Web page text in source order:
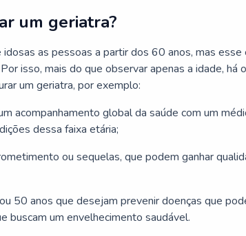
um geriatra?
as pessoas a partir dos 60 anos, mas esse
isso, mais do que observar apenas a idade, há
um geriatra, por exemplo:
acompanhamento global da saúde com um
dessa faixa etária;
ou sequelas, que podem ganhar
50 anos que desejam prevenir doenças que
buscam um envelhecimento saudável.